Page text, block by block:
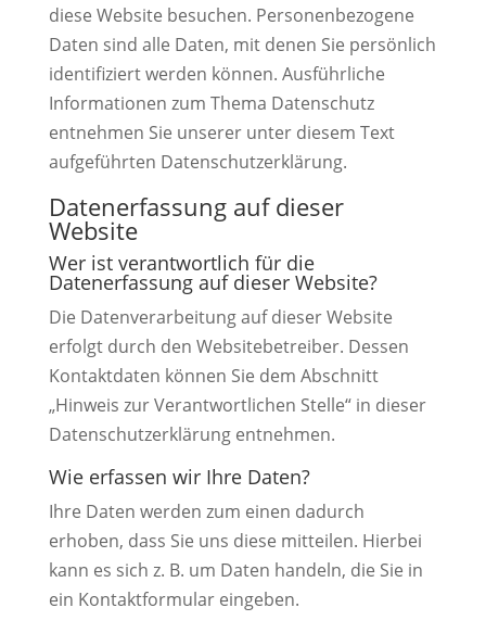
diese Website besuchen. Personenbezogene
Daten sind alle Daten, mit denen Sie persönlich
identifiziert werden können. Ausführliche
Informationen zum Thema Datenschutz
entnehmen Sie unserer unter diesem Text
aufgeführten Datenschutzerklärung.
Datenerfassung auf dieser
Website
Wer ist verantwortlich für die
Datenerfassung auf dieser Website?
Die Datenverarbeitung auf dieser Website
erfolgt durch den Websitebetreiber. Dessen
Kontaktdaten können Sie dem Abschnitt
„Hinweis zur Verantwortlichen Stelle“ in dieser
Datenschutzerklärung entnehmen.
Wie erfassen wir Ihre Daten?
Ihre Daten werden zum einen dadurch
erhoben, dass Sie uns diese mitteilen. Hierbei
kann es sich z. B. um Daten handeln, die Sie in
ein Kontaktformular eingeben.